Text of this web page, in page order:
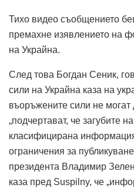
Тихо видео съобщението
премахне изявлението на
на Украйна.
След това Богдан Сеник,
сили на Украйна каза на
въоръжените сили не
„подчертават, че загубите
класифицирана
ограничения за
президента Владимир
каза пред Suspilny, че